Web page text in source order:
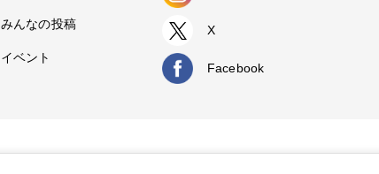
みんなの投稿
イベント
X
Facebook